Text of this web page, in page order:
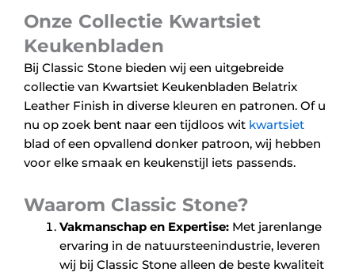
Onze Collectie Kwartsiet
Keukenbladen
Bij Classic Stone bieden wij een uitgebreide
collectie van Kwartsiet Keukenbladen Belatrix
Leather Finish in diverse kleuren en patronen. Of u
nu op zoek bent naar een tijdloos wit kwartsiet
blad of een opvallend donker patroon, wij hebben
voor elke smaak en keukenstijl iets passends.
Waarom Classic Stone?
Vakmanschap en Expertise: Met jarenlange
ervaring in de natuursteenindustrie, leveren
wij bij Classic Stone alleen de beste kwaliteit